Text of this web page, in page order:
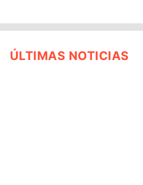
ÚLTIMAS NOTICIAS